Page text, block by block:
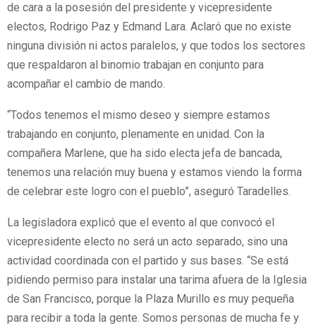
de cara a la posesión del presidente y vicepresidente
electos, Rodrigo Paz y Edmand Lara. Aclaró que no existe
ninguna división ni actos paralelos, y que todos los sectores
que respaldaron al binomio trabajan en conjunto para
acompañar el cambio de mando.
“Todos tenemos el mismo deseo y siempre estamos
trabajando en conjunto, plenamente en unidad. Con la
compañera Marlene, que ha sido electa jefa de bancada,
tenemos una relación muy buena y estamos viendo la forma
de celebrar este logro con el pueblo”, aseguró Taradelles.
La legisladora explicó que el evento al que convocó el
vicepresidente electo no será un acto separado, sino una
actividad coordinada con el partido y sus bases. “Se está
pidiendo permiso para instalar una tarima afuera de la Iglesia
de San Francisco, porque la Plaza Murillo es muy pequeña
para recibir a toda la gente. Somos personas de mucha fe y